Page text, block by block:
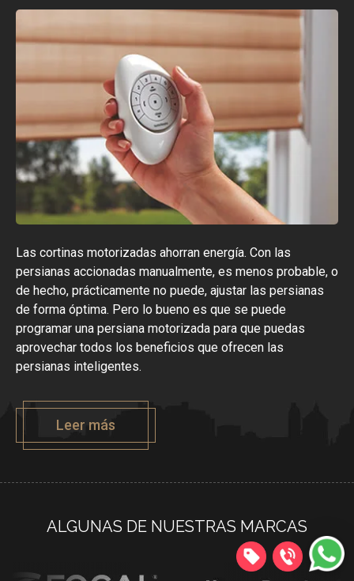
Las cortinas motorizadas ahorran energía. Con las
persianas accionadas manualmente, es menos probable, o
de hecho, prácticamente no puede, ajustar las persianas
de forma óptima. Pero lo bueno es que se puede
programar una persiana motorizada para que puedas
aprovechar todos los beneficios que ofrecen las
persianas inteligentes.
Leer más
ALGUNAS DE NUESTRAS MARCAS